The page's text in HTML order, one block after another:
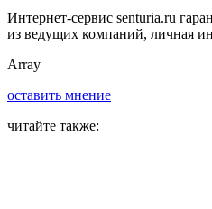
Интернет-сервис senturia.ru
из ведущих компаний, личная
Array
оставить мнение
читайте также: